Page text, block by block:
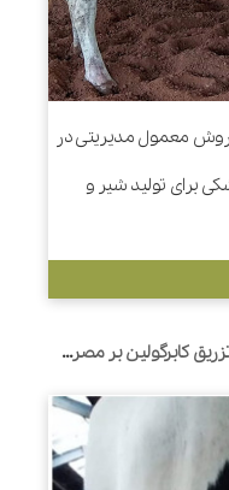
معمول مدیریتی در
برای تولید شیر و
اثرات سطح تغذیه، دفعات شیردوشی و تزریق کابرگولین بر مصرف خوراک، تولید شیر، نشت شیر و ویژگی های بالینی پستان در طول دوره خشک شدن در گاوهای شیری